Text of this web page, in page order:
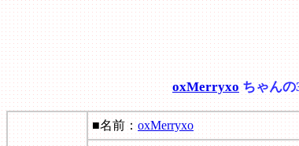
oxMerryxo ちゃんの
■名前：oxMerryxo